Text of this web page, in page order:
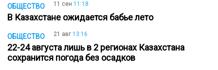
ОБЩЕСТВО 11 сен 11:18
В Казахстане ожидается бабье лето
ОБЩЕСТВО 21 авг 13:16
22-24 августа лишь в 2 регионах Казахстана
сохранится погода без осадков